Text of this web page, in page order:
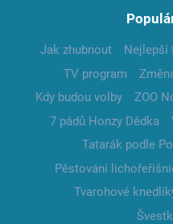
Jak zhubnout Nejlepší
TV program
Kdy budou volby
ZOO
7 pádů Honzy Dědka
Tatarák podle
Pěstování
Tvarohové